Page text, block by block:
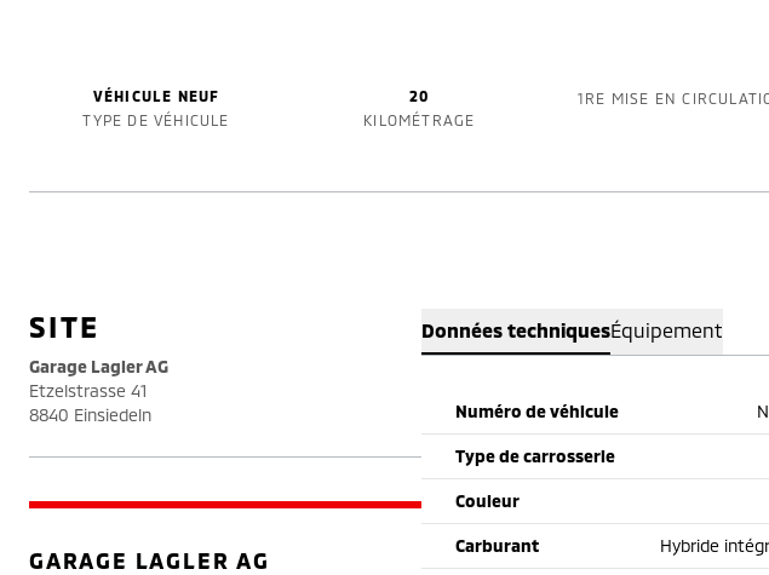
VÉHICULE NEUF
TYPE DE VÉHICULE
20
KILOMÉTRAGE
1RE MISE EN
Données techniquesÉquipement
Numéro de véhicule
Type de carrosserie
Couleur
Carburant Hybride
SITE
Garage Lagler AG
Etzelstrasse 41
8840 Einsiedeln
GARAGE LAGLER AG